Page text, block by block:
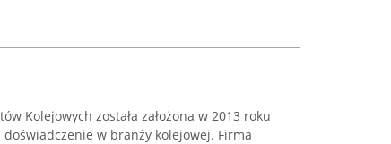
Kolejowych została założona w 2013 roku
w branży kolejowej. Firma